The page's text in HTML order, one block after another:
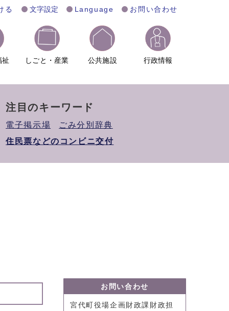
る 文字設定 Language お問い合わせ
祉 しごと・産業 公共施設 行政情報
注目のキーワード
電子掲示場
ごみ分別辞典
住民票などのコンビニ交付
お問い合わせ
宮代町役場企画財政課財政担